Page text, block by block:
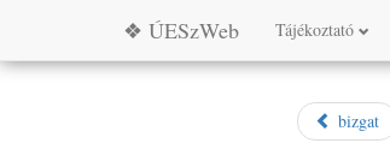
❖ ÚESzWeb Tájékoztató
bizgat